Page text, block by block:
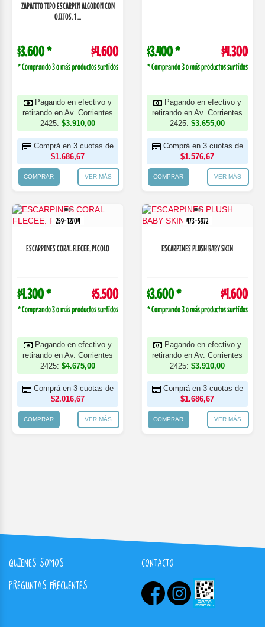
ZAPATITO TIPO ESCARPIN ALGODON CON
OJITOS. 1 ...
$3.600 * $4.600
* Comprando 3 o más productos surtidos
Pagando en efectivo y
retirando en Av. Corrientes
2425: $3.910,00
Comprá en 3 cuotas de
$1.686,67
COMPRAR VER MÁS
$3.400 * $4.300
* Comprando 3 o más productos surtidos
Pagando en efectivo y
retirando en Av. Corrientes
2425: $3.655,00
Comprá en 3 cuotas de
$1.576,67
COMPRAR VER MÁS
259-12704
ESCARPINES CORAL FLECEE. PICOLO
$4.300 * $5.500
* Comprando 3 o más productos surtidos
Pagando en efectivo y
retirando en Av. Corrientes
2425: $4.675,00
Comprá en 3 cuotas de
$2.016,67
COMPRAR VER MÁS
473-5972
ESCARPINES PLUSH BABY SKIN
$3.600 * $4.600
* Comprando 3 o más productos surtidos
Pagando en efectivo y
retirando en Av. Corrientes
2425: $3.910,00
Comprá en 3 cuotas de
$1.686,67
COMPRAR VER MÁS
QUIENES SOMOS CONTACTO
PREGUNTAS FRECUENTES